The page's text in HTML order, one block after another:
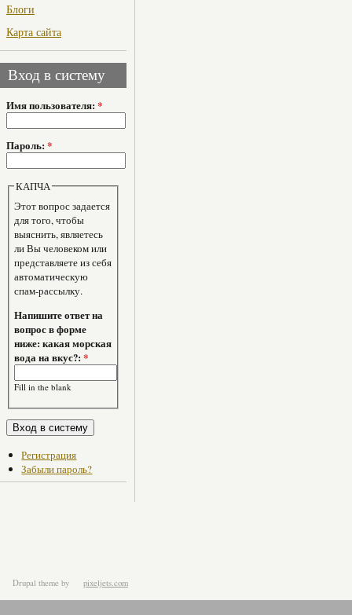
Блоги
Карта сайта
Вход в систему
Имя пользователя: *
Пароль: *
КАПЧА
Этот вопрос задается
для того, чтобы
выяснить, являетесь
ли Вы человеком или
представляете из себя
автоматическую
спам-рассылку.
Напишите ответ на
вопрос в форме
ниже: какая морская
вода на вкус?:*
Fill in the blank
Регистрация
Забыли пароль?
Drupal theme by pixeljets.com